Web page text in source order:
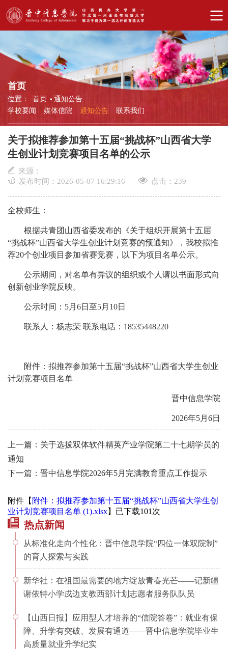
首页
位置： 首页
通知公告
学校要闻
媒体信院 通知公告 联系我们
关于拟推荐参加第十五届“挑战杯”山西省大学
生创业计划竞赛项目名单的公示
来源：
发布时间：2026-05-07 16:29:16
点击： 239
全校师生：
根据共青团山西省委发布的《关于组织开展第十五届
“挑战杯”山西省大学生创业计划竞赛的预通知》，我校拟推
荐20个创业项目参加省赛竞赛，以下为项目名单公示。
公示期间，对名单有异议的组织或个人请以书面形式向
创新创业学院反映。
公示时间：5月6日至5月10日
联系人：杨志荣 联系电话：18535448220
附件：拟推荐参加第十五届“挑战杯”山西省大学生创业
计划竞赛项目名单
晋中信息学院
2026年5月6日
上一篇：关于选拔双体软件精英产业学院第二十七期学员的
通知
下一篇：晋中信息学院2026年5月完满教育重点工作提示
附件【 附件：拟推荐参加第十五届“挑战杯”山西省大学生创
业计划竞赛项目名单 (1).xlsx】已下载101 次
热点新闻
从标准化走向个性化：晋中信息学院“四位一体双院制”
的育人探索与实践
新华社：在祖国最需要的地方绽放青春光芒——记新疆
谢依特小学戍边支教西部计划志愿者服务队队员
【山西日报】应用型人才培养的“信院答卷”：就业有保
障、升学有突破、发展有通道——晋中信息学院毕业生
高质量就业升学纪实